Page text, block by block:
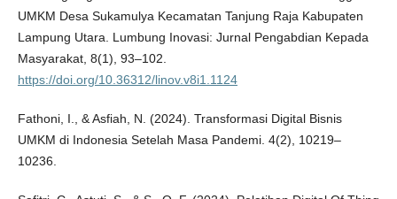
UMKM Desa Sukamulya Kecamatan Tanjung Raja Kabupaten
Lampung Utara. Lumbung Inovasi: Jurnal Pengabdian Kepada
Masyarakat, 8(1), 93–102.
https://doi.org/10.36312/linov.v8i1.1124
Fathoni, I., & Asfiah, N. (2024). Transformasi Digital Bisnis
UMKM di Indonesia Setelah Masa Pandemi. 4(2), 10219–
10236.